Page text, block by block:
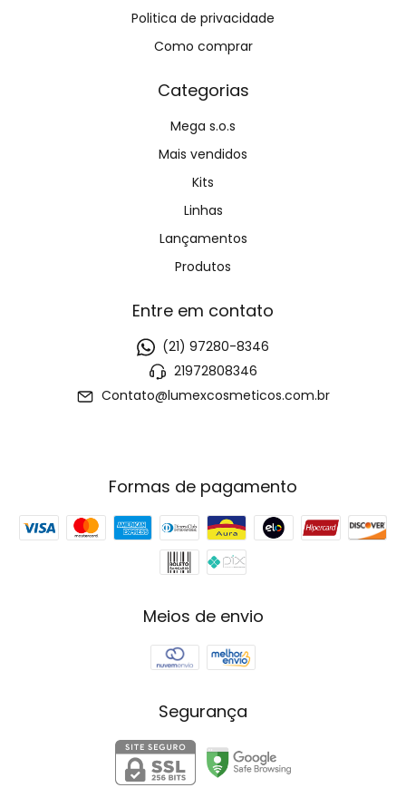
Politica de privacidade
Como comprar
Categorias
Mega s.o.s
Mais vendidos
Kits
Linhas
Lançamentos
Produtos
Entre em contato
(21) 97280-8346
21972808346
Contato@lumexcosmeticos.com.br
Formas de pagamento
Meios de envio
Segurança